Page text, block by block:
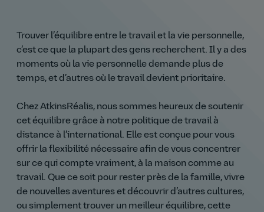
Trouver l’équilibre entre le travail et la vie personnelle,
c’est ce que la plupart des gens recherchent. Il y a des
moments où la vie personnelle demande plus de
temps, et d’autres où le travail devient prioritaire.
Chez AtkinsRéalis, nous sommes heureux de soutenir
cet équilibre grâce à notre politique de travail à
distance à l’international. Elle est conçue pour vous
offrir la flexibilité nécessaire afin de vous concentrer
sur ce qui compte vraiment, à la maison comme au
travail. Que ce soit pour rester près de la famille, vivre
de nouvelles aventures et découvrir d’autres cultures,
ou simplement trouver un meilleur équilibre, cette